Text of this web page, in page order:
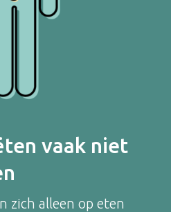
vaak niet
zich alleen op eten